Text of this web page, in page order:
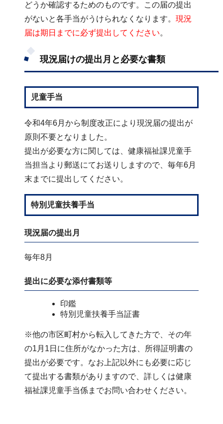
どうか確認するためのものです。この届の提出
がないと各手当がうけられなくなります。現況
届は期日までに必ず提出してください。
現況届けの提出月と必要な書類
児童手当
令和4年6月から制度改正により現況届の提出が
原則不要となりました。
提出が必要な方に関しては、健康福祉課児童手
当担当より郵送にてお送りしますので、毎年6月
末までに提出してください。
特別児童扶養手当
現況届の提出月
毎年8月
提出に必要な添付書類等
印鑑
特別児童扶養手当証書
※他の市区町村から転入してきた方で、その年
の1月1日に住所がなかった方は、所得証明書の
提出が必要です。なお上記以外にも必要に応じ
て提出する書類がありますので、詳しくは健康
福祉課児童手当係までお問い合わせください。